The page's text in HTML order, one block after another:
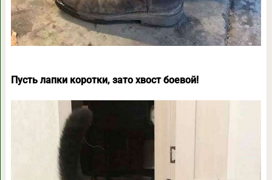
Пусть лапки коротки, зато хвост боевой!